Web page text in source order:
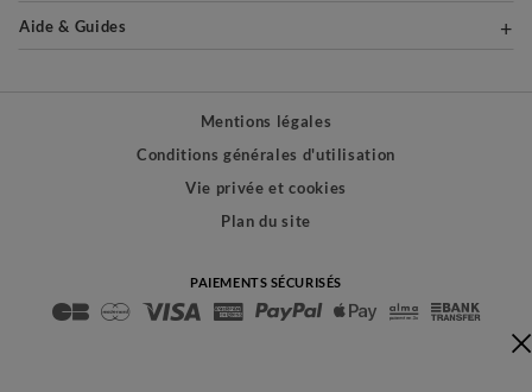
Aide & Guides
Mentions légales
Conditions générales d'utilisation
Vie privée et cookies
Plan du site
PAIEMENTS SÉCURISÉS